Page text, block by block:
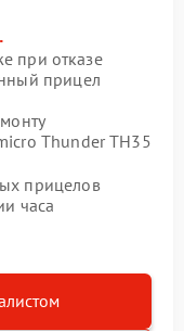
при отказе
прицел
Thunder TH35
прицелов
часа